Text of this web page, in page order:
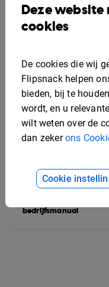
Voorbeeld van een
bedrijfsmanual
Deze
cookies
De cookies die wij
Flipsnack helpen
bieden, bij te
wordt, en u
wilt weten over de
dan zekerons
Cookie